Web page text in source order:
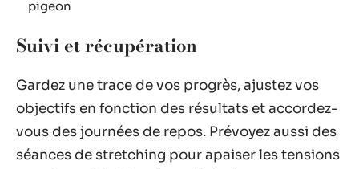
pigeon
Suivi et récupération
Gardez une trace de vos progrès, ajustez vos
objectifs en fonction des résultats et accordez-
vous des journées de repos. Prévoyez aussi des
séances de stretching pour apaiser les tensions